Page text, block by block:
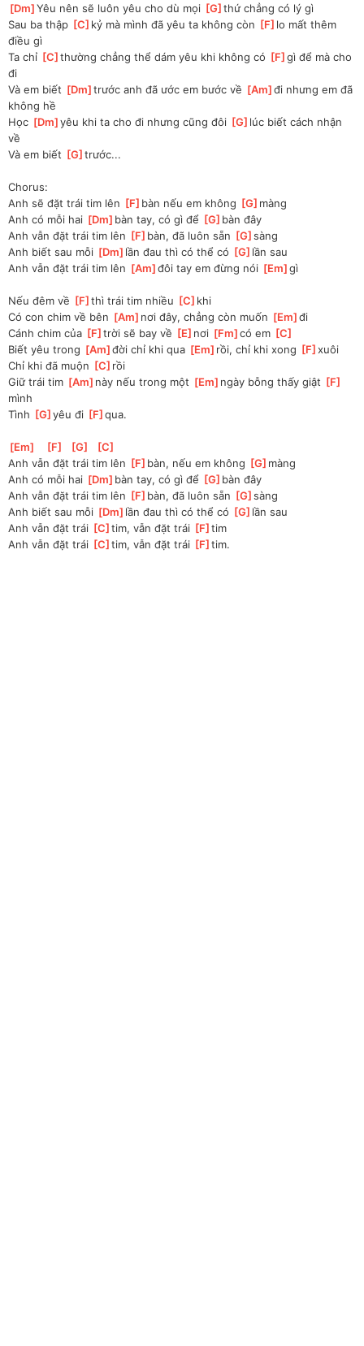
[Dm ]
Yêu nên sẽ luôn yêu cho dù mọi [G ]thứ chẳng có lý gì
Sau ba thập [C ]kỷ mà mình đã yêu ta không còn [F ]lo mất thêm
điều gì
Ta chỉ [C ]thường chẳng thể dám yêu khi không có [F ]
gì để mà cho
đi
Và em biết [Dm ]trước anh đã ước em bước về [Am ]
đi nhưng em đã
không hề
Học [Dm ]
yêu khi ta cho đi nhưng cũng đôi [G ]lúc biết cách nhận
về
Và em biết [G ]trước...
Chorus:
Anh sẽ đặt trái tim lên [F ]bàn nếu em không [G ]màng
Anh có mỗi hai [Dm ]bàn tay, có gì để [G ]bàn đây
Anh vẫn đặt trái tim lên [F ]bàn, đã luôn sẵn [G ]
sàng
Anh biết sau mỗi [Dm ]lần đau thì có thể có [G ]lần sau
Anh vẫn đặt trái tim lên [Am ]
đôi tay em đừng nói [Em ]
gì
Nếu đêm về [F ]thì trái tim nhiều [C ]khi
Có con chim về bên [Am ]nơi đây, chẳng còn muốn [Em ]
đi
Cánh chim của [F ]trời sẽ bay về [E ]nơi [Fm ]
có em [C
Biết yêu trong [Am ]
đời chỉ khi qua [Em ]rồi, chỉ khi xong [F ]
xuôi
Chỉ khi đã muộn [C ]rồi
Giữ trái tim [Am ]này nếu trong một [Em ]ngày bỗng thấy giật [F
mình
Tình [G ]
yêu đi [F ]
qua.
[Em [F [G [C
Anh vẫn đặt trái tim lên [F ]bàn, nếu em không [G ]màng
Anh có mỗi hai [Dm ]bàn tay, có gì để [G ]bàn đây
Anh vẫn đặt trái tim lên [F ]bàn, đã luôn sẵn [G ]
sàng
Anh biết sau mỗi [Dm ]lần đau thì có thể có [G ]lần sau
Anh vẫn đặt trái [C ]tim, vẫn đặt trái [F ]tim
Anh vẫn đặt trái [C ]tim, vẫn đặt trái [F ]tim.